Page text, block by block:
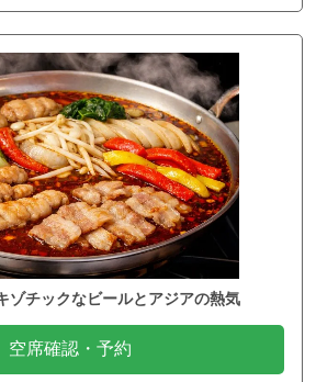
ゾチックなビールとアジアの熱気
空席確認・予約